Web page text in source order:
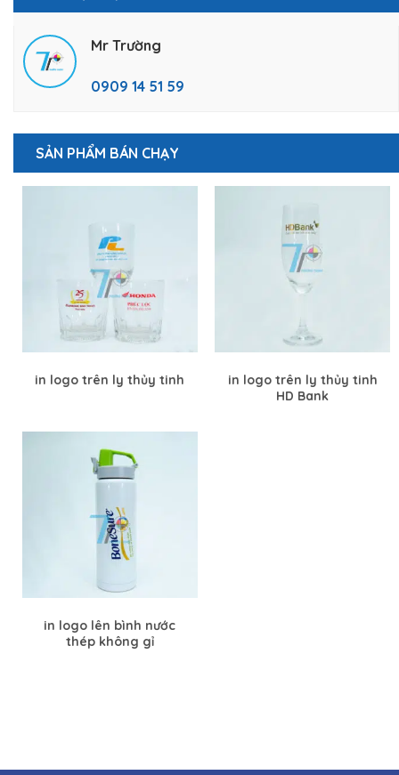
Mr Trường
0909 14 51 59
SẢN PHẨM BÁN CHẠY
in logo trên ly thủy tinh
in logo trên ly thủy tinh
HD Bank
in logo lên bình nước
thép không gỉ